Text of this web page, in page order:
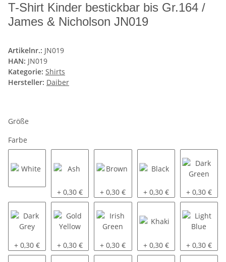
T-Shirt Kinder bestickbar bis Gr.164 /
James & Nicholson JN019
Artikelnr.: JN019
HAN: JN019
Kategorie: Shirts
Hersteller: Daiber
Größe
Farbe
Ash
+ 0,30 € Brown
+ 0,30 € Black
+ 0,30 € Dark Green
+ 0,30 €
Dark Grey
+ 0,30 € Gold Yellow
+ 0,30 € Irish Green
+ 0,30 € Khaki
+ 0,30 € Light Blue
+ 0,30 €